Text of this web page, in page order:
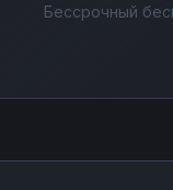
Бессрочный